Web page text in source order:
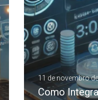
11 de novembro
Como